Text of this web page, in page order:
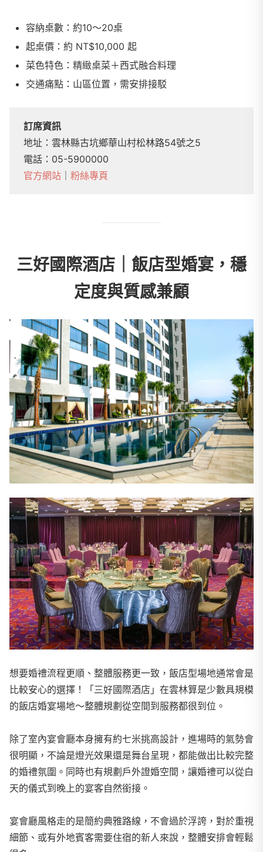
容納桌數：約10～20桌
起桌價：約 NT$10,000 起
菜色特色：精緻桌菜＋西式融合料理
交通痛點：山區位置，需安排接駁
訂席資訊
地址：雲林縣古坑鄉華山村松林路54號之5
電話：05-5900000
官方網站
粉絲專頁
三好國際酒店｜飯店型婚宴，穩
定度與質感兼顧
想要婚禮流程更順、整體服務更一致，飯店型場地通常會是
比較安心的選擇！「三好國際酒店」在雲林算是少數具規模
的飯店婚宴場地～整體規劃從空間到服務都很到位。
除了室內宴會廳本身擁有約七米挑高設計，進場時的氣勢會
很明顯，不論是燈光效果還是舞台呈現，都能做出比較完整
的婚禮氛圍。同時也有規劃戶外證婚空間，讓婚禮可以從白
天的儀式到晚上的宴客自然銜接。
宴會廳風格走的是簡約典雅路線，不會過於浮誇，對於重視
細節、或有外地賓客需要住宿的新人來說，整體安排會輕鬆